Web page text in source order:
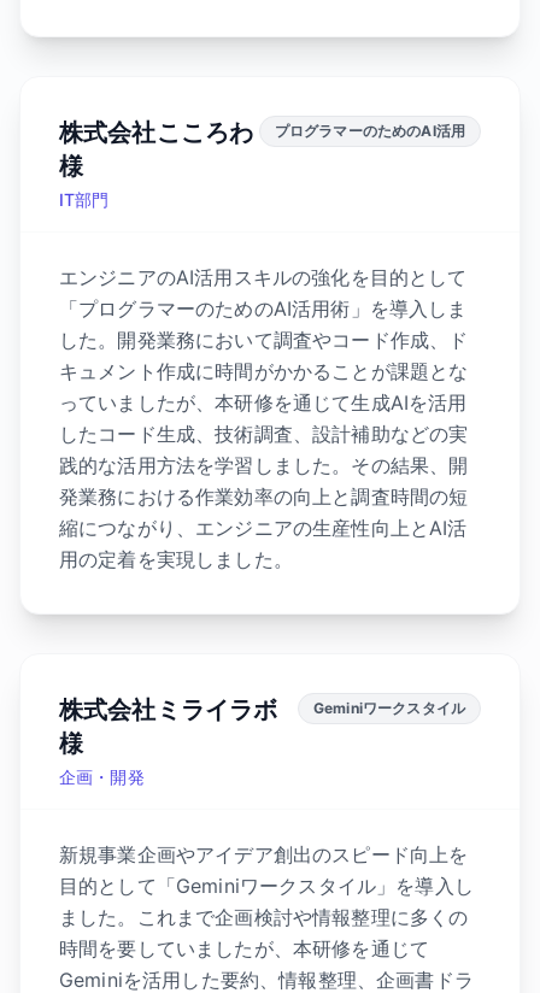
株式会社こころわ
様
IT部門
プログラマーのためのAI活用
エンジニアのAI活用スキルの強化を目的として
「プログラマーのためのAI活用術」を導入しま
した。開発業務において調査やコード作成、ド
キュメント作成に時間がかかることが課題とな
っていましたが、本研修を通じて生成AIを活用
したコード生成、技術調査、設計補助などの実
践的な活用方法を学習しました。その結果、開
発業務における作業効率の向上と調査時間の短
縮につながり、エンジニアの生産性向上とAI活
用の定着を実現しました。
株式会社ミライラボ
様
企画・開発
Geminiワークスタイル
新規事業企画やアイデア創出のスピード向上を
目的として「Geminiワークスタイル」を導入し
ました。これまで企画検討や情報整理に多くの
時間を要していましたが、本研修を通じて
Geminiを活用した要約、情報整理、企画書ドラ